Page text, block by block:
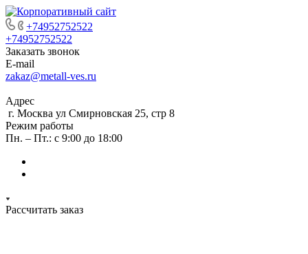
+74952752522
+74952752522
Заказать звонок
E-mail
zakaz@metall-ves.ru
Адрес
г. Москва ул Смирновская 25, стр 8
Режим работы
Пн. – Пт.: с 9:00 до 18:00
Рассчитать заказ